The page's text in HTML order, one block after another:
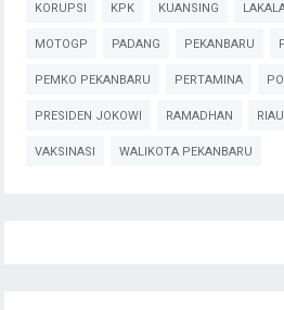
KORUPSI KPK KUANSING
MOTOGP PADANG PEKANBARU
PEMKO PEKANBARU PERTAMINA
PRESIDEN JOKOWI RAMADHAN RIAU
VAKSINASI WALIKOTA PEKANBARU